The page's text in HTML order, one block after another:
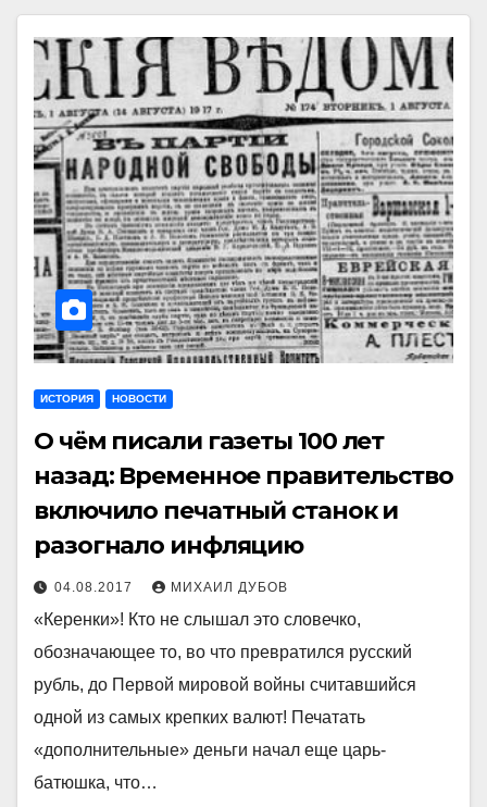
ИСТОРИЯ НОВОСТИ
О чём писали газеты 100 лет
назад: Временное правительство
включило печатный станок и
разогнало инфляцию
04.08.2017 МИХАИЛ ДУБОВ
«Керенки»! Кто не слышал это словечко,
обозначающее то, во что превратился русский
рубль, до Первой мировой войны считавшийся
одной из самых крепких валют! Печатать
«дополнительные» деньги начал еще царь-
батюшка, что…